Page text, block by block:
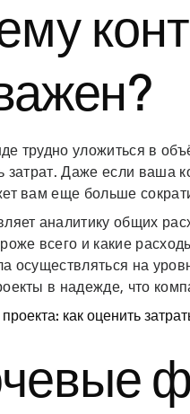
трудно уложиться в
затрат. Даже если ваша
вам еще больше
аналитику общих
всего и какие
осуществляться на
в надежде, что
проекта: как оценить